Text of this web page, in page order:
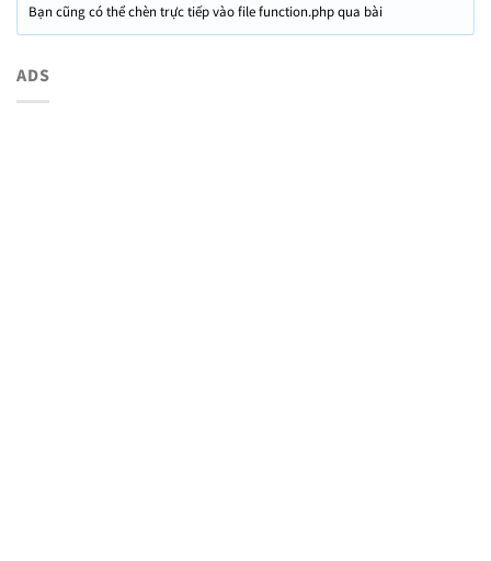
Bạn cũng có thể chèn trực tiếp vào file function.php qua bài
ADS